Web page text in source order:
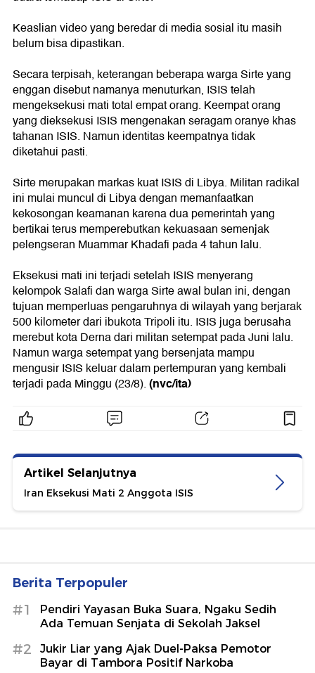
Keaslian video yang beredar di media sosial itu masih
belum bisa dipastikan.
Secara terpisah, keterangan beberapa warga Sirte yang
enggan disebut namanya menuturkan, ISIS telah
mengeksekusi mati total empat orang. Keempat orang
yang dieksekusi ISIS mengenakan seragam oranye khas
tahanan ISIS. Namun identitas keempatnya tidak
diketahui pasti.
Sirte merupakan markas kuat ISIS di Libya. Militan radikal
ini mulai muncul di Libya dengan memanfaatkan
kekosongan keamanan karena dua pemerintah yang
bertikai terus memperebutkan kekuasaan semenjak
pelengseran Muammar Khadafi pada 4 tahun lalu.
Eksekusi mati ini terjadi setelah ISIS menyerang
kelompok Salafi dan warga Sirte awal bulan ini, dengan
tujuan memperluas pengaruhnya di wilayah yang berjarak
500 kilometer dari ibukota Tripoli itu. ISIS juga berusaha
merebut kota Derna dari militan setempat pada Juni lalu.
Namun warga setempat yang bersenjata mampu
mengusir ISIS keluar dalam pertempuran yang kembali
terjadi pada Minggu (23/8).(nvc/ita)
Artikel Selanjutnya
Iran Eksekusi Mati 2 Anggota ISIS
Berita Terpopuler
#1
Pendiri Yayasan Buka Suara, Ngaku Sedih
Ada Temuan Senjata di Sekolah Jaksel
#2
Jukir Liar yang Ajak Duel-Paksa Pemotor
Bayar di Tambora Positif Narkoba